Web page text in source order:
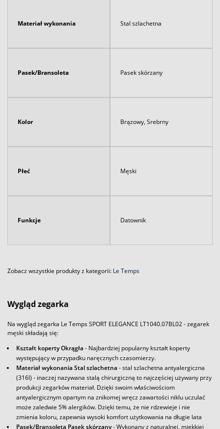
Materiał wykonania Stal szlachetna
Pasek/Bransoleta Pasek skórzany
Kolor Brązowy, Srebrny
Płeć Męski
Funkcje Datownik
Zobacz wszystkie produkty z kategorii: Le Temps
Wygląd zegarka
Na wygląd zegarka Le Temps SPORT ELEGANCE LT1040.07BL02 - zegarek
męski składają się:
Kształt koperty Okrągła - Najbardziej popularny kształt koperty
występujący w przypadku naręcznych czasomierzy.
Materiał wykonania Stal szlachetna - stal szlachetna antyalergiczna
(316l) - inaczej nazywana stalą chirurgiczną to najczęściej używany przy
produkcji zegarków materiał. Dzięki swoim właściwościom
antyalergicznym opartym na znikomej wręcz zawartości niklu uczulać
może zaledwie 5% alergików. Dzięki temu, że nie rdzewieje i nie
zmienia koloru, zapewnia wysoki komfort użytkowania na długie lata
Pasek/Bransoleta Pasek skórzany- Wykonany z naturalnej, miękkiej